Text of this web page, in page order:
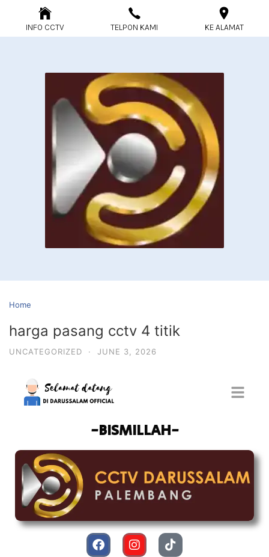
Home
harga pasang cctv 4 titik
UNCATEGORIZED · JUNE 3, 2026
-BISMILLAH-
INFO CCTV TELPON KAMI KE ALAMAT